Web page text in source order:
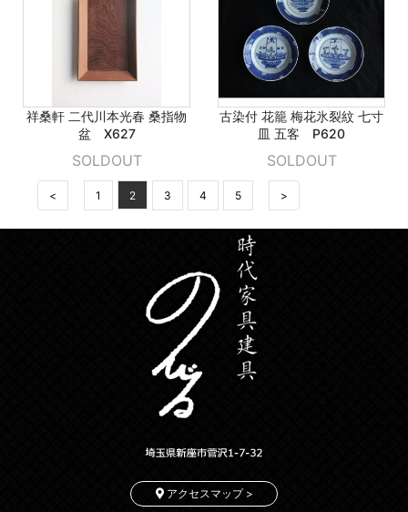
祥桑軒 二代川本光春 桑指物
盆 X627
SOLDOUT
古染付 花籠 梅花氷裂紋 七寸
皿 五客 P620
SOLDOUT
< 1 2 3 4 5 >
アクセスマップ >